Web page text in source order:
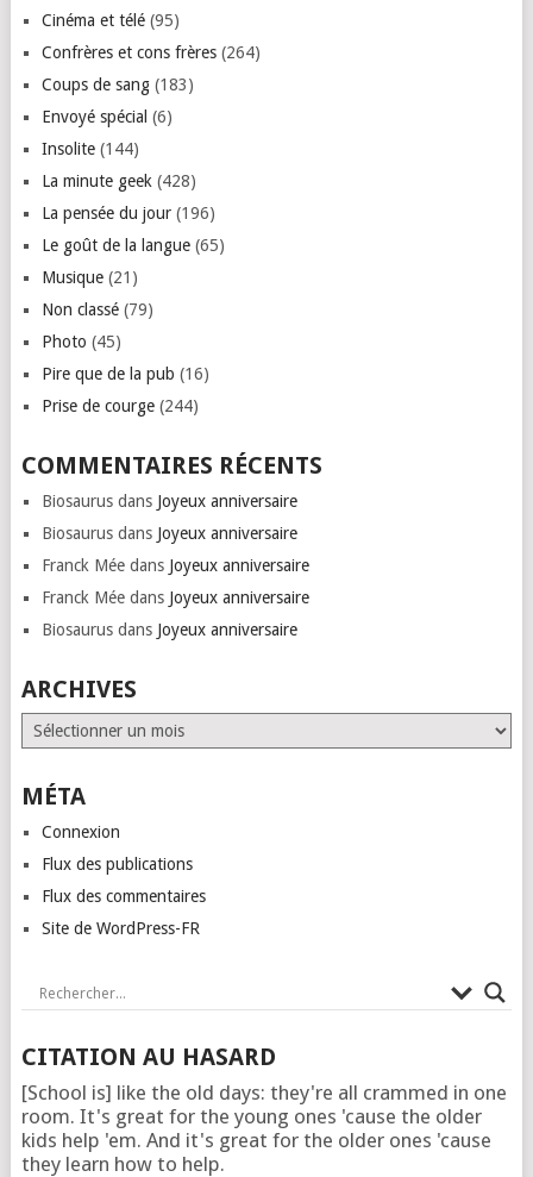
Cinéma et télé(95)
Confrères et cons frères(264)
Coups de sang(183)
Envoyé spécial (6)
Insolite(144)
La minute geek (428)
La pensée du jour(196)
Le goût de la langue(65)
Musique(21)
Non classé(79)
Photo (45)
Pire que de la pub (16)
Prise de courge(244)
COMMENTAIRES RÉCENTS
Biosaurusdans Joyeux anniversaire
Biosaurusdans Joyeux anniversaire
Franck Méedans Joyeux anniversaire
Franck Méedans Joyeux anniversaire
Biosaurusdans Joyeux anniversaire
ARCHIVES
Archives
MÉTA
Connexion
Flux des publications
Flux des commentaires
Site de WordPress-FR
CITATION AU HASARD
[School is] like the old days: they're all crammed in one
room. It's great for the young ones 'cause the older
kids help 'em. And it's great for the older ones 'cause
they learn how to help.